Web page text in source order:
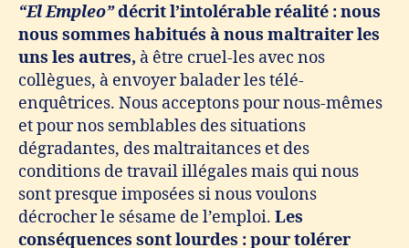
“El Empleo”décrit l’intolérable réalité : nous
nous sommes habitués à nous maltraiter les
uns les autres, à être cruel-les avec nos
collègues, à envoyer balader les télé-
enquêtrices. Nous acceptons pour nous-mêmes
et pour nos semblables des situations
dégradantes, des maltraitances et des
conditions de travail illégales mais qui nous
sont presque imposées si nous voulons
décrocher le sésame de l’emploi. Les
conséquences sont lourdes : pour tolérer